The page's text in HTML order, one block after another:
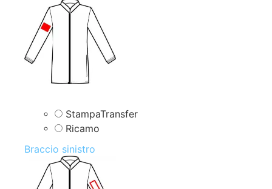
StampaTransfer
Ricamo
Braccio sinistro